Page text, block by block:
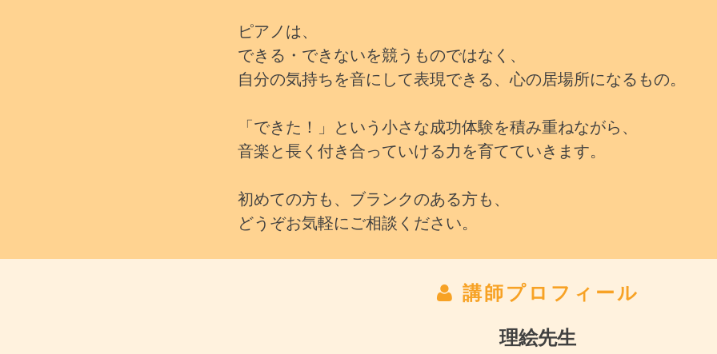
ピアノは、
できる・できないを競うものではなく、
自分の気持ちを音にして表現できる、心の居場所になるもの。
「できた！」という小さな成功体験を積み重ねながら、
音楽と長く付き合っていける力を育てていきます。
初めての方も、ブランクのある方も、
どうぞお気軽にご相談ください。
講師プロフィール
理絵先生